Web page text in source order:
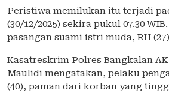
Peristiwa memilukan itu terjadi
(30/12/2025) sekira pukul 07.30
pasangan suami istri muda, RH
Kasatreskrim Polres Bangkalan
Maulidi mengatakan, pelaku
(40), paman dari korban yang